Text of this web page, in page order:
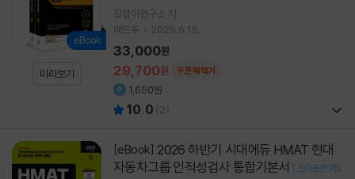
미리보기
길잡이연구소 저
애드투
2026.6.15.
29,700원 쿠폰혜택가
33,000원
1,650원
10.0 (2)
[eBook]
자동차그룹 인적성검사 통합기본서 [ 스마트한 PD